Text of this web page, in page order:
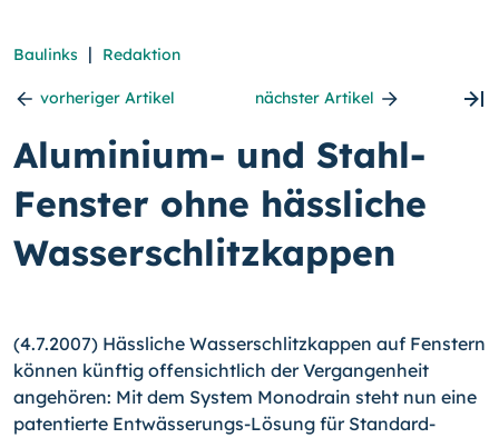
Baulinks | Redaktion
vorheriger Artikel nächster Artikel
Aluminium- und Stahl-
Fenster ohne hässliche
Wasserschlitzkappen
(4.7.2007) Hässliche Wasserschlitzkappen auf Fenstern
können künftig offensichtlich der Vergangenheit
angehören: Mit dem System Monodrain steht nun eine
patentierte Entwässerungs-Lösung für Standard-